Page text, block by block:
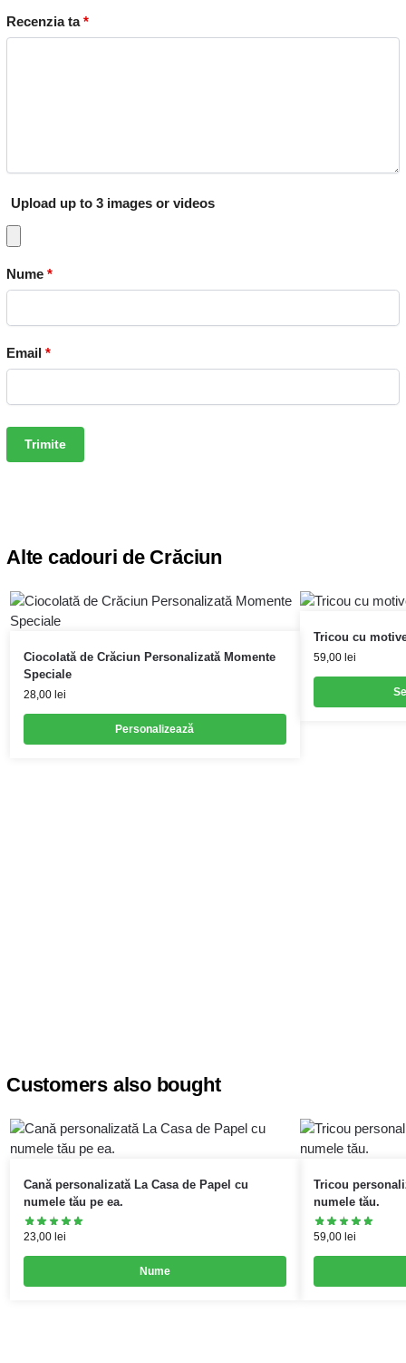
Recenzia ta*
Upload up to 3 images or videos
Nume *
Email *
Alte cadouri de Crăciun
Ciocolată de Crăciun Personalizată Momente
Speciale
28,00 lei
Personalizează
Tricou cu
59,00 lei
Customers also bought
Cană personalizată La Casa de Papel cu
numele tău pe ea.
23,00 lei
Nume
Tricou
numele tău.
59,00 lei